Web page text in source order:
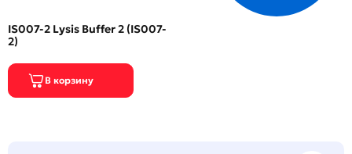
IS007-2 Lysis Buffer 2 (IS007-
2)